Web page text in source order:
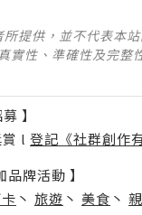
提供，並不代表本
實性、準確性及完整
】
l 登記《社群創作
牌活動 】
丶 旅遊 丶 美食 丶